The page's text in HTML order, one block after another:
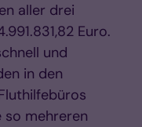
aller drei
Euro.
und
in den
so mehreren